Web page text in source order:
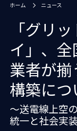
ホーム ニュース
「グリ
イ」、
業者が
構築につ
～送電線上空
統一と社会実